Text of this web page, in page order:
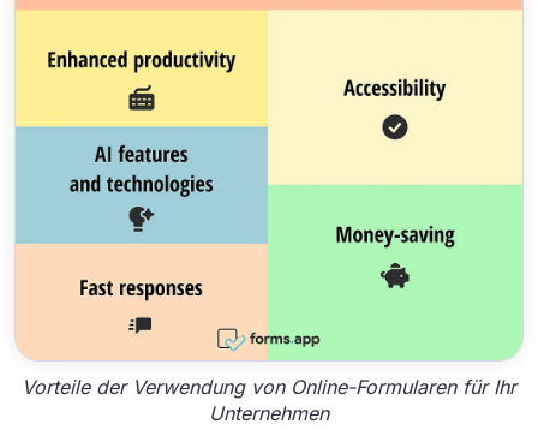
Vorteile der Verwendung von Online-Formularen für Ihr
Unternehmen